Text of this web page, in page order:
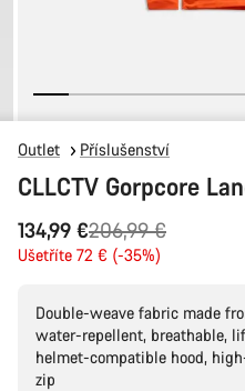
Outlet Příslušenství
CLLCTV Gorpcore
134,99 €
Původní
cena
206,99 €
Ušetříte 72 € (-35%)
Double-weave fabric made
water-repellent, breathable,
helmet-compatible hood,
zip